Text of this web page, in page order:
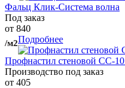
Фальц Клик-Система волна
Под заказ
от 840
/м2Подробнее
Профнастил стеновой СС-
Производство под заказ
от 405